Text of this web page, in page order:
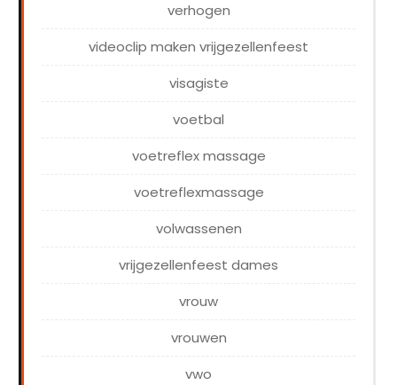
verhogen
videoclip maken vrijgezellenfeest
visagiste
voetbal
voetreflex massage
voetreflexmassage
volwassenen
vrijgezellenfeest dames
vrouw
vrouwen
vwo